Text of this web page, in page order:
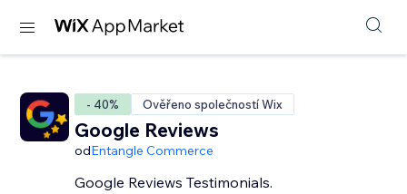
- 40% Ověřeno společností Wix
Google Reviews
odEntangle Commerce
Google Reviews Testimonials.